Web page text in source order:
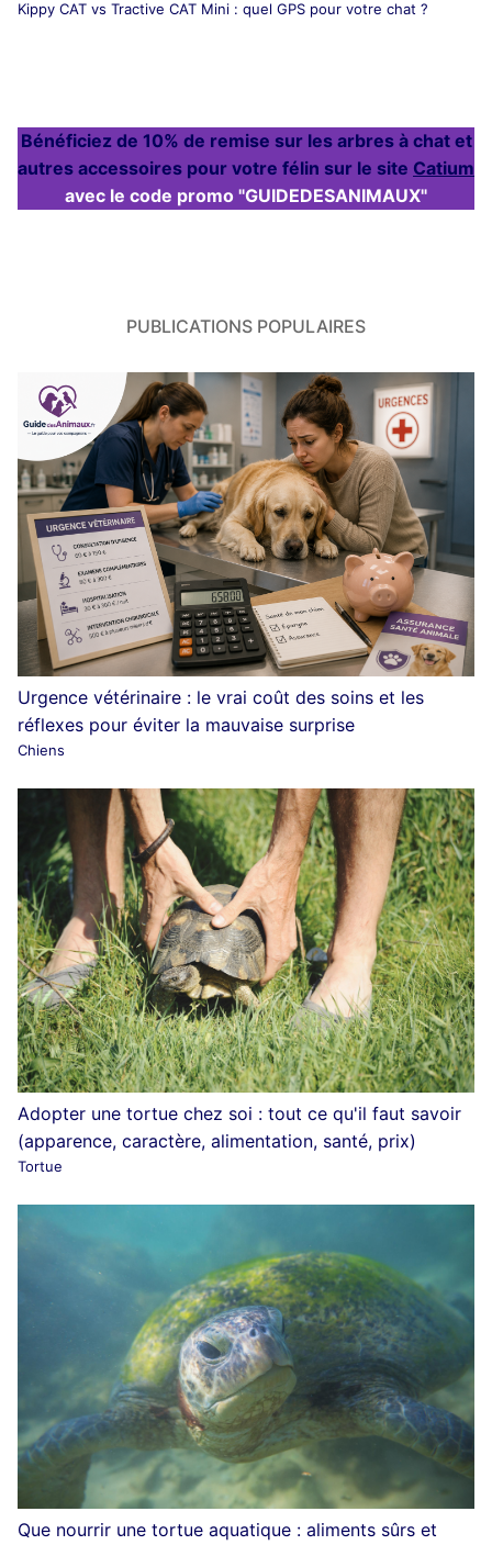
Kippy CAT vs Tractive CAT Mini : quel GPS pour votre chat ?
Bénéficiez de 10% de remise sur les arbres à chat et
autres accessoires pour votre félin sur le site Catium
avec le code promo "GUIDEDESANIMAUX"
PUBLICATIONS POPULAIRES
Urgence vétérinaire : le vrai coût des soins et les
réflexes pour éviter la mauvaise surprise
Chiens
Adopter une tortue chez soi : tout ce qu'il faut savoir
(apparence, caractère, alimentation, santé, prix)
Tortue
Que nourrir une tortue aquatique : aliments sûrs et